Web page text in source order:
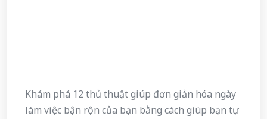
Khám phá 12 thủ thuật giúp đơn giản hóa ngày
làm việc bận rộn của bạn bằng cách giúp bạn tự